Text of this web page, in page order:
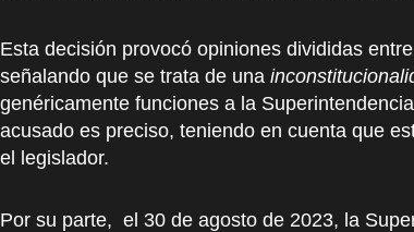
Esta decisión provocó opiniones divididas
señalando que se trata de una
genéricamente funciones a la
acusado es preciso, teniendo en cuenta que
el legislador.
Por su parte, el 30 de agosto de 2023, la